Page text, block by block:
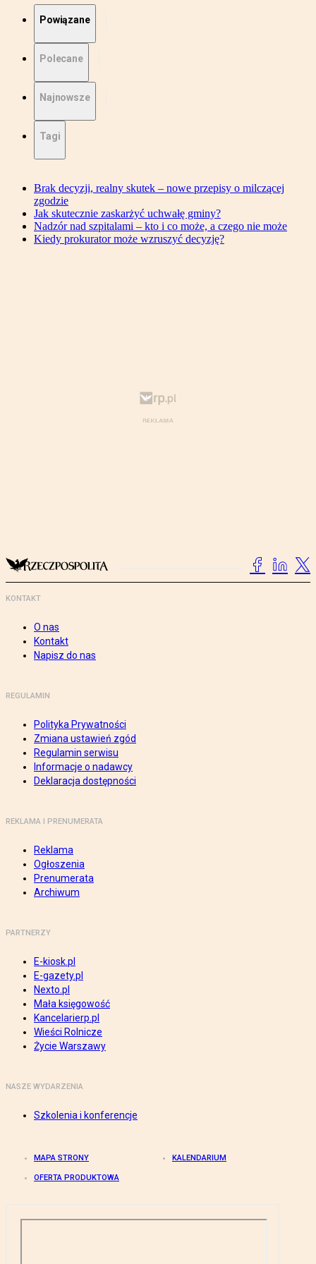
Powiązane
Polecane
Najnowsze
Tagi
Brak decyzji, realny skutek – nowe przepisy o milczącej
zgodzie
Jak skutecznie zaskarżyć uchwałę gminy?
Nadzór nad szpitalami – kto i co może, a czego nie może
Kiedy prokurator może wzruszyć decyzję?
KONTAKT
O nas
Kontakt
Napisz do nas
REGULAMIN
Polityka Prywatności
Zmiana ustawień zgód
Regulamin serwisu
Informacje o nadawcy
Deklaracja dostępności
REKLAMA I PRENUMERATA
Reklama
Ogłoszenia
Prenumerata
Archiwum
PARTNERZY
E-kiosk.pl
E-gazety.pl
Nexto.pl
Mała księgowość
Kancelarierp.pl
Wieści Rolnicze
Życie Warszawy
NASZE WYDARZENIA
Szkolenia i konferencje
MAPA STRONY KALENDARIUM
OFERTA PRODUKTOWA